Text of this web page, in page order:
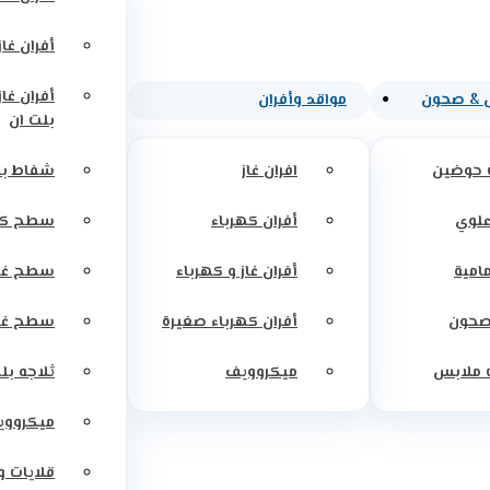
& صحون
حوضين
ملابس
مواقد وأفران
افران غاز
أفران كهرباء
أفران غاز و كهرباء
أفران كهرباء صغيرة
ميكروويف
أفران
أفران
بلت ان
شفاط
سطح
سطح
سطح
ثلاجه